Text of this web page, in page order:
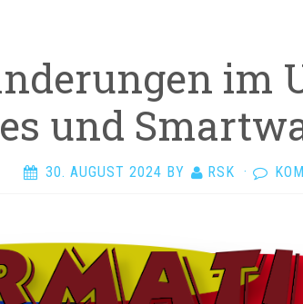
im
und
30. AUGUST 2024 BY RSK ·